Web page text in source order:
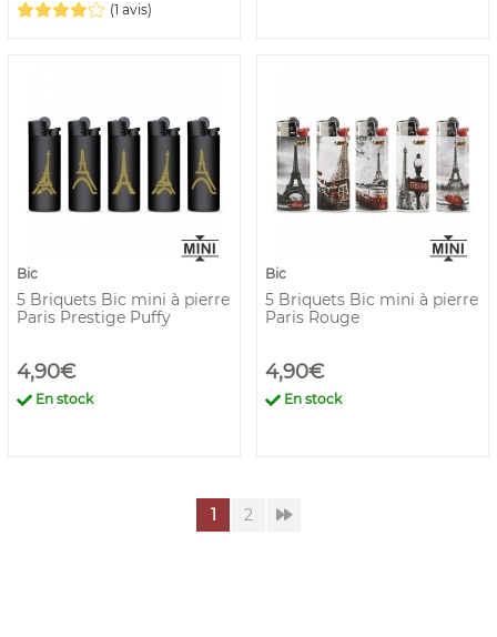
(1 avis)
Bic
5 Briquets Bic mini à pierre
Paris Prestige Puffy
4,90€
En stock
Bic
5 Briquets Bic mini à pierre
Paris Rouge
4,90€
En stock
1 2